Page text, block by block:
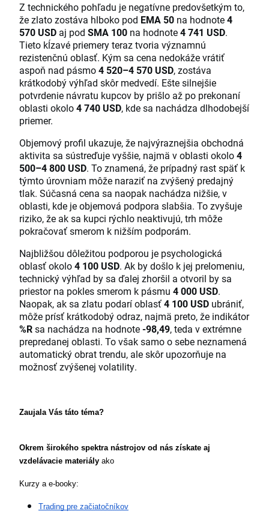
Z technického pohľadu je negatívne predovšetkým to,
že zlato zostáva hlboko pod EMA 50 na hodnote4
570 USD aj pod SMA 100 na hodnote4 741 USD.
Tieto kĺzavé priemery teraz tvoria významnú
rezistenčnú oblasť. Kým sa cena nedokáže vrátiť
aspoň nad pásmo4 520–4 570 USD, zostáva
krátkodobý výhľad skôr medvedí. Ešte silnejšie
potvrdenie návratu kupcov by prišlo až po prekonaní
oblasti okolo4 740 USD, kde sa nachádza dlhodobejší
priemer.
Objemový profil ukazuje, že najvýraznejšia obchodná
aktivita sa sústreďuje vyššie, najmä v oblasti okolo4
500–4 800 USD. To znamená, že prípadný rast späť k
týmto úrovniam môže naraziť na zvýšený predajný
tlak. Súčasná cena sa naopak nachádza nižšie, v
oblasti, kde je objemová podpora slabšia. To zvyšuje
riziko, že ak sa kupci rýchlo neaktivujú, trh môže
pokračovať smerom k nižším podporám.
Najbližšou dôležitou podporou je psychologická
oblasť okolo4 100 USD. Ak by došlo k jej prelomeniu,
technický výhľad by sa ďalej zhoršil a otvoril by sa
priestor na pokles smerom k pásmu 4 000 USD.
Naopak, ak sa zlatu podarí oblasť4 100 USD ubrániť,
môže prísť krátkodobý odraz, najmä preto, že indikátor
%Rsa nachádza na hodnote-98,49, teda v extrémne
prepredanej oblasti. To však samo o sebe neznamená
automatický obrat trendu, ale skôr upozorňuje na
možnosť zvýšenej volatility.
Zaujala Vás táto téma?
Okrem širokého spektra nástrojov od nás získate aj
vzdelávacie materiály ako
Kurzy a e-booky:
Trading pre začiatočníkov